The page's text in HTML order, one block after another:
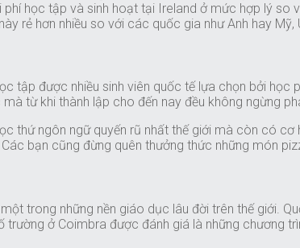
phí học tập và sinh hoạt tại Ireland ở mức hợp lý
rẻ hơn nhiều so với các quốc gia như Anh hay Mỹ,
tập được nhiều sinh viên quốc tế lựa chọn bởi
từ khi thành lập cho đến nay đều không ngừng
thứ ngôn ngữ quyến rũ nhất thế giới mà còn có
bạn cũng đừng quên thưởng thức những món
trong những nền giáo dục lâu đời trên thế giới.
trường ở Coimbra được đánh giá là những